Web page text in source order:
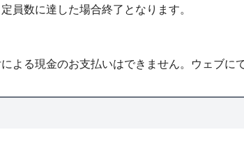
員数に達した場合終了となります。
る現金のお支払いはできません。ウェブに